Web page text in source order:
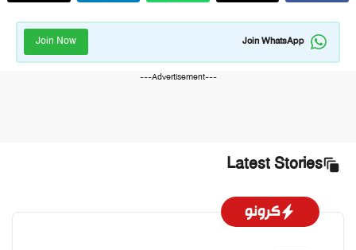
Join WhatsApp
Join Now
---Advertisement---
Latest Stories
كرونو